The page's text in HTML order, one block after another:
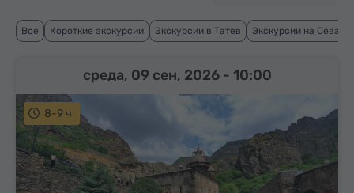
Все Короткие экскурсии Экскурсии в Татев Экскурсии на Севан
8-9 ч
среда, 09 сен, 2026 - 10:00